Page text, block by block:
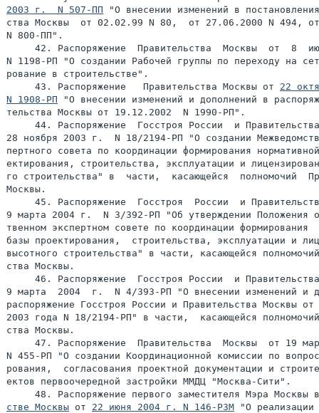
2003 г.  N 507-ПП "О внесении изменений в
ства Москвы  от 02.02.99 N 80,  от 27.06.2000 N 494,
N 800-ПП".
42. Распоряжение  Правительства  Москвы  от  8
N 1198-РП "О создании Рабочей группы по переходу на
рование в строительстве".
     43. Распоряжение   Правительства Москвы от
22
N 1908-РП "О внесении изменений и дополнений в
тельства Москвы от 19.12.2002  N 1990-РП".
44. Распоряжение  Госстроя России  и
28 ноября 2003 г.  N 18/2194-РП "О создании
пертного совета по координации формирования
ектирования, строительства, эксплуатации и
го строительства" в  части,  касающейся  полномочий
Москвы.
45. Распоряжение  Госстроя  России  и
9 марта 2004 г.  N 3/392-РП "Об утверждении Положения
твенном экспертном совете по координации формирования
базы проектирования,  строительства, эксплуатации и
высотного строительства" в части, касающейся
ства Москвы.
46. Распоряжение  Госстроя России  и
9 марта  2004  г.  N 4/393-РП "О внесении изменений и
распоряжение Госстроя России и Правительства Москвы
2003 года N 18/2194-РП" в части,  касающейся
ства Москвы.
47. Распоряжение  Правительства  Москвы  от 19
N 455-РП "О создании Координационной комиссии по
рования,  согласования проектной документации и
ектов первоочередной застройки ММДЦ "Москва-Сити".
48. Распоряжение первого заместителя Мэра Москвы
стве Москвы от 22 июня 2004 г. N 146-РЗМ "О реализации